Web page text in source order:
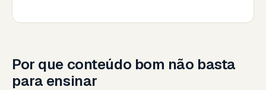
Por que conteúdo bom não basta
para ensinar